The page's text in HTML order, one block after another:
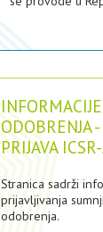
ODOBRENJA
PRIJAVA
Stranica sadrži
prijavljivanja
odobrenja.